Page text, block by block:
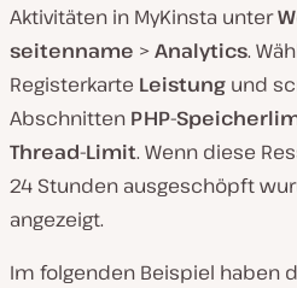
Aktivitäten in MyKinsta unter
seitenname >Analytics.
Registerkarte Leistung und
Abschnitten PHP-
Thread-Limit. Wenn diese
24 Stunden ausgeschöpft
angezeigt.
Im folgenden Beispiel haben